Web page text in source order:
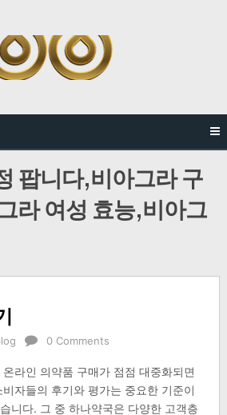
팝니다,비아그라 구
라 여성 효능,비아그
0 Comments
온라인 의약품 구매가 점점 대중화되면
비자들의 후기와 평가는 중요한 기준이
니다. 그 중 하나약국은 다양한 고객층